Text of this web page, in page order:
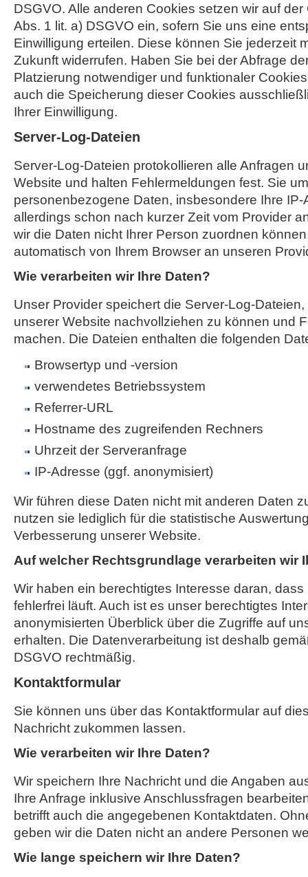
DSGVO. Alle anderen Cookies setzen wir auf
Abs. 1 lit. a) DSGVO ein, sofern Sie uns eine
Einwilligung erteilen. Diese können Sie jederzeit
Zukunft widerrufen. Haben Sie bei der Abfrage
Platzierung notwendiger und funktionaler
auch die Speicherung dieser Cookies
Ihrer Einwilligung.
Server-Log-Dateien
Server-Log-Dateien protokollieren alle Anfragen
Website und halten Fehlermeldungen fest. Sie
personenbezogene Daten, insbesondere Ihre
allerdings schon nach kurzer Zeit vom Provider
wir die Daten nicht Ihrer Person zuordnen
automatisch von Ihrem Browser an unseren
Wie verarbeiten wir Ihre Daten?
Unser Provider speichert die Server-Log-
unserer Website nachvollziehen zu können und
machen. Die Dateien enthalten die folgenden
Browsertyp und -version
verwendetes Betriebssystem
Referrer-URL
Hostname des zugreifenden Rechners
Uhrzeit der Serveranfrage
IP-Adresse (ggf. anonymisiert)
Wir führen diese Daten nicht mit anderen Daten
nutzen sie lediglich für die statistische
Verbesserung unserer Website.
Auf welcher Rechtsgrundlage verarbeiten wir
Wir haben ein berechtigtes Interesse daran,
fehlerfrei läuft. Auch ist es unser berechtigtes
anonymisierten Überblick über die Zugriffe auf
erhalten. Die Datenverarbeitung ist deshalb
DSGVO rechtmäßig.
Kontaktformular
Sie können uns über das Kontaktformular auf
Nachricht zukommen lassen.
Wie verarbeiten wir Ihre Daten?
Wir speichern Ihre Nachricht und die Angaben
Ihre Anfrage inklusive Anschlussfragen
betrifft auch die angegebenen Kontaktdaten.
geben wir die Daten nicht an andere Personen
Wie lange speichern wir Ihre Daten?